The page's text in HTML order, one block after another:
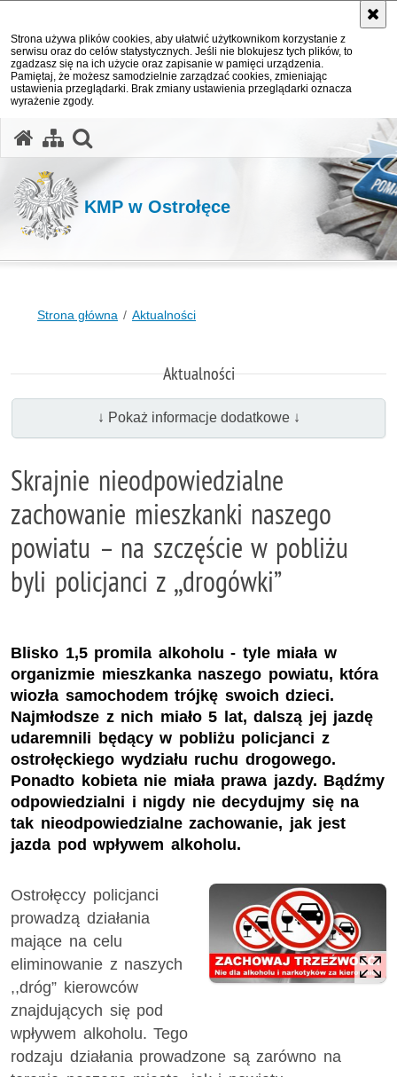
Strona używa plików cookies, aby ułatwić użytkownikom korzystanie z
serwisu oraz do celów statystycznych. Jeśli nie blokujesz tych plików, to
zgadzasz się na ich użycie oraz zapisanie w pamięci urządzenia.
Pamiętaj, że możesz samodzielnie zarządzać cookies, zmieniając
ustawienia przeglądarki. Brak zmiany ustawienia przeglądarki oznacza
wyrażenie zgody.
KMP w Ostrołęce
Strona główna Aktualności
Aktualności
↓ Pokaż informacje dodatkowe ↓
Skrajnie nieodpowiedzialne
zachowanie mieszkanki naszego
powiatu – na szczęście w pobliżu
byli policjanci z ,,drogówki”
Blisko 1,5 promila alkoholu - tyle miała w
organizmie mieszkanka naszego powiatu, która
wiozła samochodem trójkę swoich dzieci.
Najmłodsze z nich miało 5 lat, dalszą jej jazdę
udaremnili będący w pobliżu policjanci z
ostrołęckiego wydziału ruchu drogowego.
Ponadto kobieta nie miała prawa jazdy. Bądźmy
odpowiedzialni i nigdy nie decydujmy się na
tak nieodpowiedzialne zachowanie, jak jest
jazda pod wpływem alkoholu.
Ostrołęccy policjanci
prowadzą działania
mające na celu
eliminowanie z naszych
,,dróg” kierowców
znajdujących się pod
wpływem alkoholu. Tego
rodzaju działania prowadzone są zarówno na